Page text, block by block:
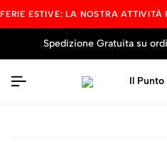
FERIE ESTIVE: LA NOSTRA ATTIVITÀ
Spedizione Gratuita su